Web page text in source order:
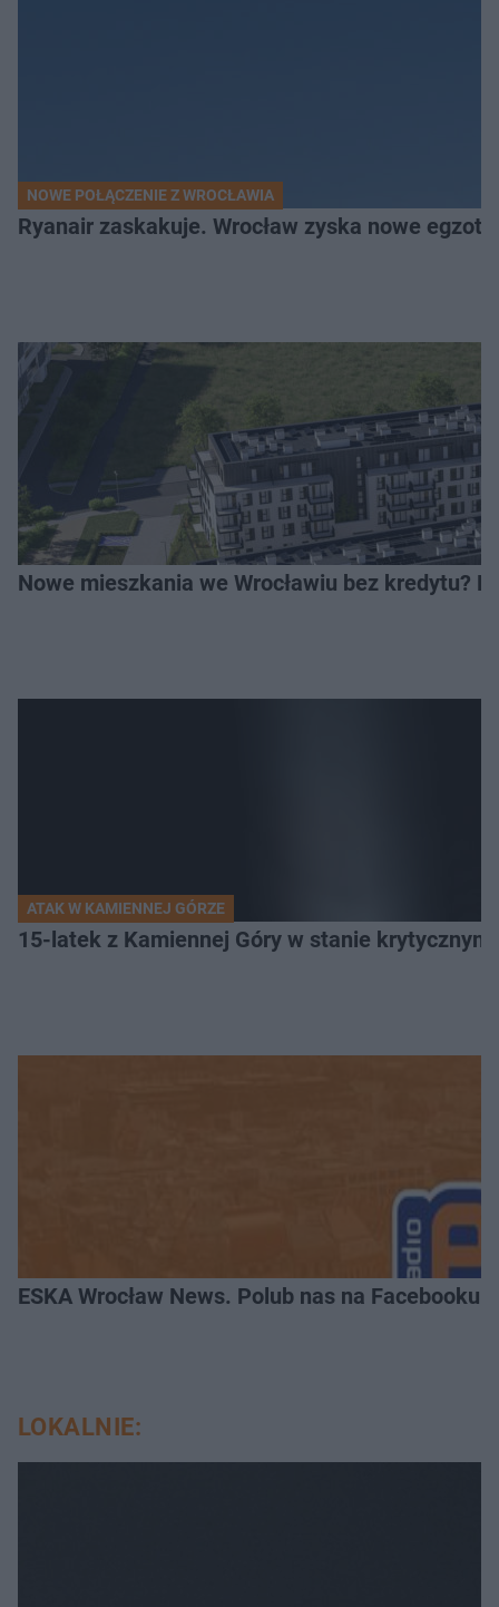
NOWE POŁĄCZENIE Z WROCŁAWIA
Ryanair zaskakuje. Wrocław zyska nowe
Nowe mieszkania we Wrocławiu bez kredytu?
ATAK W KAMIENNEJ GÓRZE
15-latek z Kamiennej Góry w stanie
ESKA Wrocław News. Polub nas na Facebooku!
LOKALNIE: